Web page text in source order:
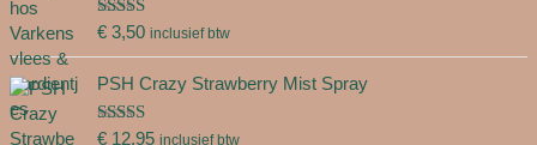
Gewaardeer
€3,50 inclusief btw
PSH Crazy Strawberry Mist Spray
Gewaardeer
€12,95 inclusief btw